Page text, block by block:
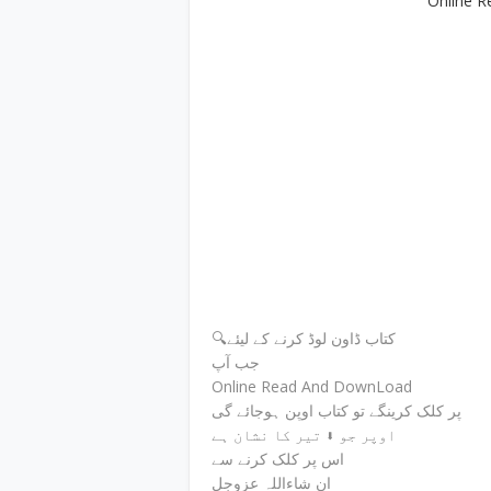
🔍کتاب ڈاون لوڈ کرنے کے لیئے
جب آپ
Online Read And DownLoad
پر کلک کرینگے تو کتاب اوپن ہوجائے گی
اوپر جو ⬇ تیر کا نشان ہے
اس پر کلک کرنے سے
ان شاءاللہ عزوجل